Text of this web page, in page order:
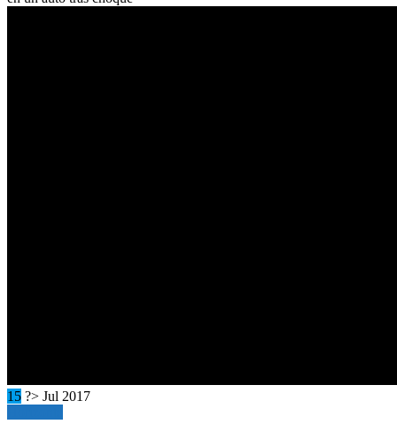
15 ?> Jul 2017